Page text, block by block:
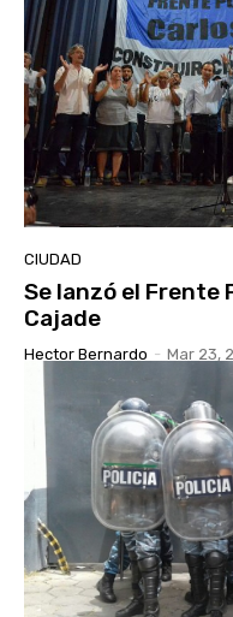
CIUDAD
Se lanzó el Frente
Cajade
Hector Bernardo - Mar 23,